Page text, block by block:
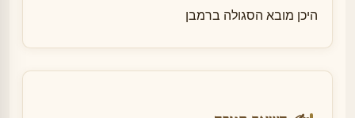
היכן מובא הסגולה ברמבן